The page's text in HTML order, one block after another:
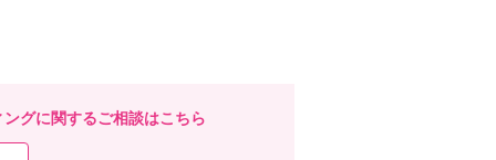
グに関するご相談はこちら